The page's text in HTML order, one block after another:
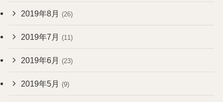
2019年8月 (26)
2019年7月 (11)
2019年6月 (23)
2019年5月 (9)